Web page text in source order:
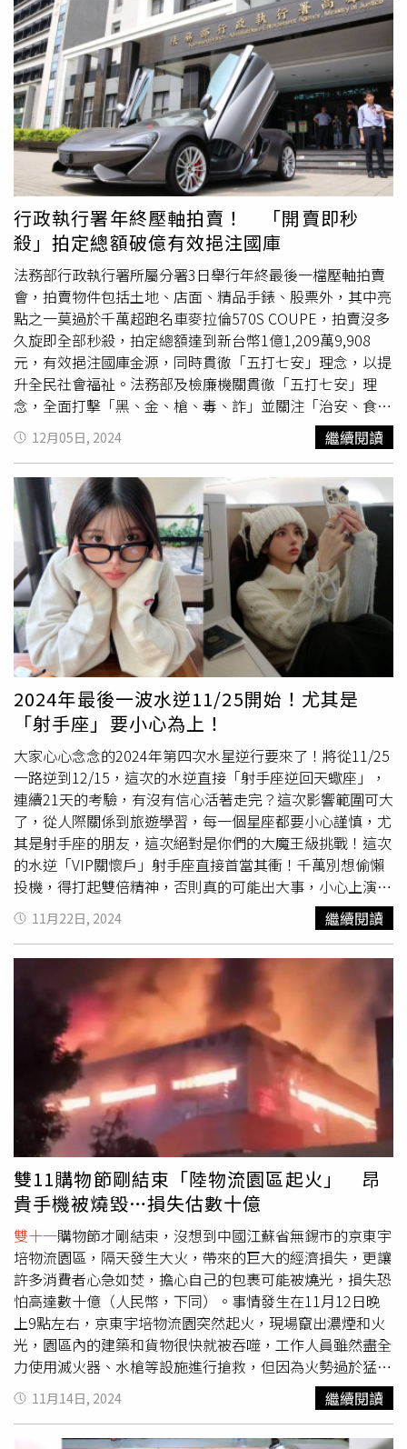
幣，單場線上觀看人數高達800萬人。去年底他在小紅書經
營《明道和你說晚安》直播帳號，以輕鬆感與觀眾對話，今
年首度在該帳號帶貨又吸金1.2億台幣，打破該平台都是女
直播主稱霸的前例，轉型相當成功。辰亦儒曾在直播時突然
大哭。（圖／翻攝自辰亦儒抖音）飛輪海曾是眾多少女最愛
的偶像男團，團員辰亦儒離開團體後演藝事業表現平平，不
過他也在直播界闖出一片天，曾創下一個月帶貨4.2億台幣
的佳績，某次他在直播時突然大哭了起來，感性表示自己很
認真做直播，強調自己是學經濟的，對數字很有概念，只想
把好東西分享給大家，甚至喊話「不買也沒關係」，來直播
間和他聊天也可以，還不忘透露自己每天交單破10萬人民
幣，成績不俗。王仁甫與老婆季芹經營YouTube頻道帶領大
家玩台灣。（圖／翻攝自王仁甫臉書）台灣本土天團5566
紅極一時，近年又捲土重來，團員們不僅一起主持節目《飢
餓遊戲》，也站上小巨蛋舉辦演唱會，但平時團員也各自發
展，王仁甫幾年前就與老婆季芹一同經營YouTube頻道《芹
仁PlayWhat》，原先預計從國外旅行開始，但因為疫情受
阻，所以改為「發掘台灣之美」，希望介紹給觀眾「不同的
玩法」，目前擁有20.5萬訂閱，每支影片的觀看數也很不
錯，相當受網友歡迎。
行政執行署年終壓軸拍賣！ 「開賣即秒
殺」拍定總額破億有效挹注國庫
法務部行政執行署所屬分署3日舉行年終最後一檔壓軸拍賣
會，拍賣物件包括土地、店面、精品手錶、股票外，其中亮
點之一莫過於千萬超跑名車麥拉倫570S COUPE，拍賣沒多
久旋即全部秒殺，拍定總額達到新台幣1億1,209萬9,908
元，有效挹注國庫金源，同時貫徹「五打七安」理念，以提
升全民社會福祉。法務部及檢廉機關貫徹「五打七安」理
念，全面打擊「黑、金、槍、毒、詐」並關注「治安、食
安、道安、工安、校安、居安、資安」議題，為民眾生活把
關，將此概念結合拍賣會，以行動表示守護社會的決心。本
場拍賣會亮點之一高雄分署受高雄地方檢察署囑託拍賣
2016年9月出廠，排氣量3799CC之千萬超跑名車麥拉倫
570S COUPE，該車雙十一拍賣就曾上架，當時因價格因素
未拍定，終於在年終拍賣由超跑鐵粉以新台幣396萬元得
標。不動產部分則有新北分署拍賣位於新北市永和區福和橋
旁屬於河川分區的堤外空地，720坪無人投標最後以抵押權
人以底價3600萬拿下；三重區則是有屋齡47年22坪的店
面，底價1425萬元，最終溢價277萬以1,702萬1,000元拍
定。彰化分署以850萬元價格拍定位於南投縣草屯鎮的2筆
土地。臺南分署以595萬9,000元價格拍定位於臺南市新營
區的10筆土地及建物。其他分署亦拍定多筆優質不動產。執
行署年終最後一檔拍賣會順利落幕，不動產部分總拍定金額
共1億683萬7,694元，動產總價則是526萬2,214元，民眾的
熱烈參與也讓拍賣會成果相當豐碩，法拍的金額也會落實
「罪贓返還」政策，積極填補被害人損害。
12月05日, 2024 繼續閱讀
2024年最後一波水逆11/25開始！尤其是
「射手座」要小心為上！
大家心心念念的2024年第四次水星逆行要來了！將從11/25
一路逆到12/15，這次的水逆直接「射手座逆回天蠍座」，
連續21天的考驗，有沒有信心活著走完？這次影響範圍可大
了，從人際關係到旅遊學習，每一個星座都要小心謹慎，尤
其是射手座的朋友，這次絕對是你們的大魔王級挑戰！這次
的水逆「VIP關懷戶」射手座直接首當其衝！千萬別想偷懶
投機，得打起雙倍精神，否則真的可能出大事，小心上演現
實版「法律邊緣遊走」的慘劇。雙子座也別掉以輕心，這段
時間合作投資務必謹慎，容易遇到詐騙陷阱，要不就是跟親
友金錢往來變糾紛，建議先忍忍，過了這段再說，免得因小
失大。處女座的朋友則是特別容易跟親密的人吵架拌嘴，這
段期間相處時要多一些包容和理解，少一些對錯之爭，不然
搞得大家心情都不好，最後受傷的可是自己。最後是雙魚
座，雖然影響沒有那麼嚴重，但還是得注意交通安全，尤其
是要去旅遊或日常出行的朋友們，小心疲勞駕駛，能搭乘大
眾運輸就盡量不要自己開車。如果這段時間真的還是覺得受
水逆影響，運勢一片黑？那就靠幫肌膚打光來點亮好心情
吧！不然水逆再加上臉上暗沉無光，連命理師都說這樣會導
致運勢走下坡喔。讓小編推薦妳幾款「美肌發光神器」，氣
色變明亮，自然好運氣就會跟著來。香緹卡金緻晶透光飾底
霜／3,200元 結合保養功能及妝前修飾的保養型彩妝，不只
能全臉打底，讓肌膚透出柔嫩水光；也可局部於蘋果肌、顴
骨處重點使用，打造立體高光肌。（圖／品牌提供）德卡精
微亮顏素74g／2,500元 以米糠精華搭配木瓜酵素成分，能
溫和更新皮膚表層老廢角質，讓膚色變得均勻透亮。（圖／
品牌提供）德卡多重維他命再生面膜75ml／2,500元 含有五
大濃縮維他命精華，能深層修復疲憊肌膚，緊急時刻厚敷7
分鐘，即可明顯改善暗沉！也是許多好萊塢明星和劇組化妝
師必備的「拍戲急救法寶」。（圖／品牌提供）品牌還針對
雙十一
檔期推出多重維他命再生面膜的優惠組合，不管是限
時價只要2,599元的「細緻提亮面膜組」，還是限時價只要
4,111元的「明星維他命面膜雙入組」，都很適合囤貨囤起
11月22日, 2024 繼續閱讀
雙11購物節剛結束「陸物流園區起火」 昂
貴手機被燒毀…損失估數十億
雙十一購物節才剛結束，沒想到中國江蘇省無錫市的京東宇
培物流園區，隔天發生大火，帶來的巨大的經濟損失，更讓
許多消費者心急如焚，擔心自己的包裹可能被燒光，損失恐
怕高達數十億（人民幣，下同）。事情發生在11月12日晚
上9點左右，京東宇培物流園突然起火，現場竄出濃煙和火
光，園區內的建築和貨物很快就被吞噬，工作人員雖然盡全
力使用滅火器、水槍等設施進行搶救，但因為火勢過於猛
烈，且園區內堆放的易燃物太多，導致火勢迅速延燒。園區
起火燒毀建築和貨物。（圖／翻攝自微博）京東宇培物流園
方面第一時間聯繫消防部門，消防車和消防人員立刻趕到現
11月14日, 2024 繼續閱讀